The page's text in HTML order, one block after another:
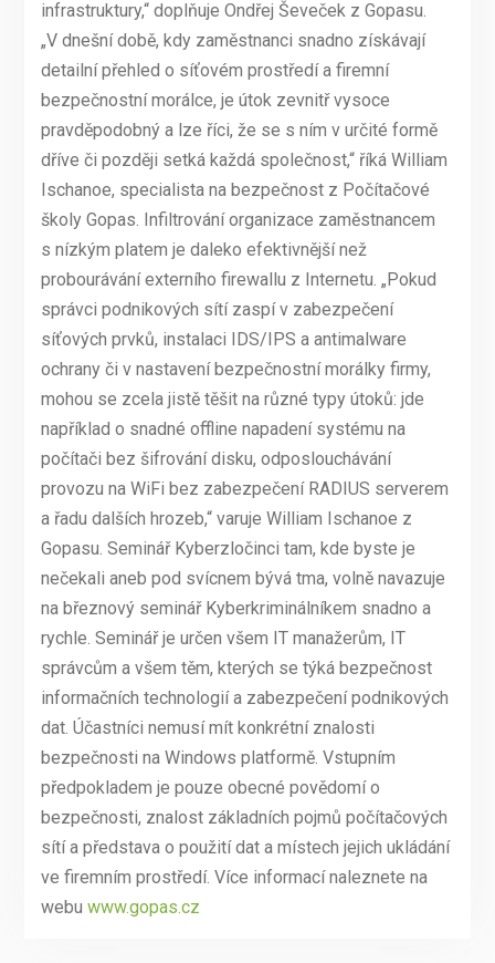
infrastruktury,“ doplňuje Ondřej Ševeček z Gopasu.
„V dnešní době, kdy zaměstnanci snadno získávají
detailní přehled o síťovém prostředí a firemní
bezpečnostní morálce, je útok zevnitř vysoce
pravděpodobný a lze říci, že se s ním v určité formě
dříve či později setká každá společnost,“ říká William
Ischanoe, specialista na bezpečnost z Počítačové
školy Gopas. Infiltrování organizace zaměstnancem
s nízkým platem je daleko efektivnější než
probourávání externího firewallu z Internetu. „Pokud
správci podnikových sítí zaspí v zabezpečení
síťových prvků, instalaci IDS/IPS a antimalware
ochrany či v nastavení bezpečnostní morálky firmy,
mohou se zcela jistě těšit na různé typy útoků: jde
například o snadné offline napadení systému na
počítači bez šifrování disku, odposlouchávání
provozu na WiFi bez zabezpečení RADIUS serverem
a řadu dalších hrozeb,“ varuje William Ischanoe z
Gopasu. Seminář Kyberzločinci tam, kde byste je
nečekali aneb pod svícnem bývá tma, volně navazuje
na březnový seminář Kyberkriminálníkem snadno a
rychle. Seminář je určen všem IT manažerům, IT
správcům a všem těm, kterých se týká bezpečnost
informačních technologií a zabezpečení podnikových
dat. Účastníci nemusí mít konkrétní znalosti
bezpečnosti na Windows platformě. Vstupním
předpokladem je pouze obecné povědomí o
bezpečnosti, znalost základních pojmů počítačových
sítí a představa o použití dat a místech jejich ukládání
ve firemním prostředí. Více informací naleznete na
webu www.gopas.cz